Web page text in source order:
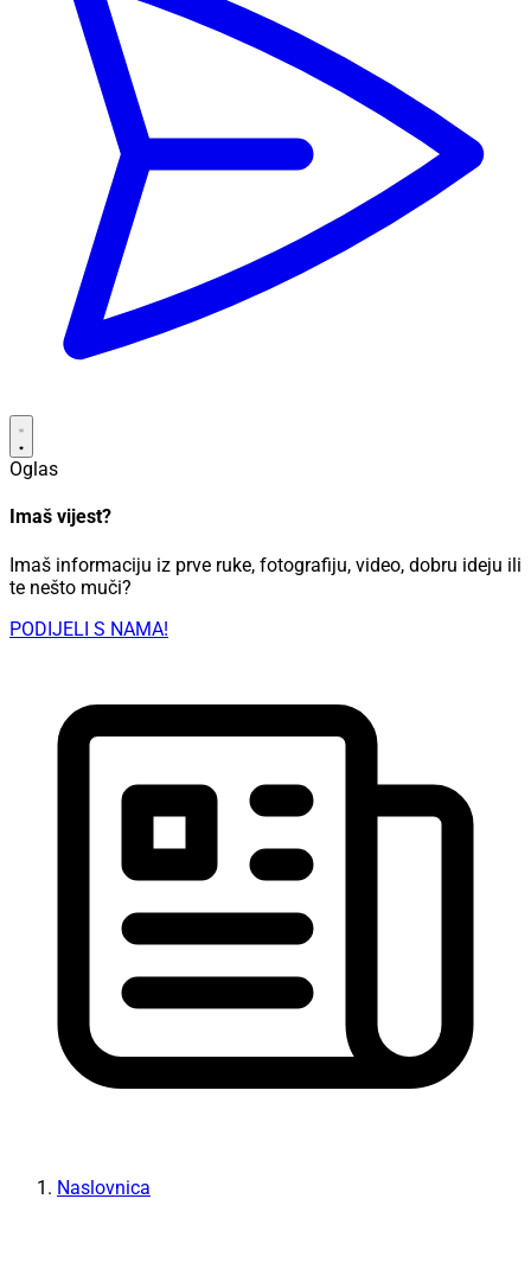
Oglas
Imaš vijest?
Imaš informaciju iz prve ruke, fotografiju, video, dobru ideju ili
te nešto muči?
PODIJELI S NAMA!
Naslovnica